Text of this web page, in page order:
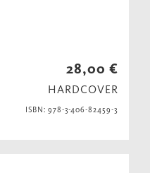
28,00 €
HARDCOVER
ISBN: 978-3-406-82459-3